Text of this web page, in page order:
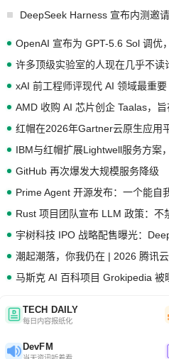
OpenAI 宣布为 GPT-5.6 Sol 调优
许多顶级实验室的人现在几乎不读
xAI 前工程师评现代 AI 领域最重要
红帽在2026年Gartner云原生应用
GitHub 再次爆发大规模服务降级
潮起潮落，你我仍在 | 2026 腾讯
马斯克 AI 百科项目 Grokipedia 被
TECH DAILY
每日内容报纸化
DevFM